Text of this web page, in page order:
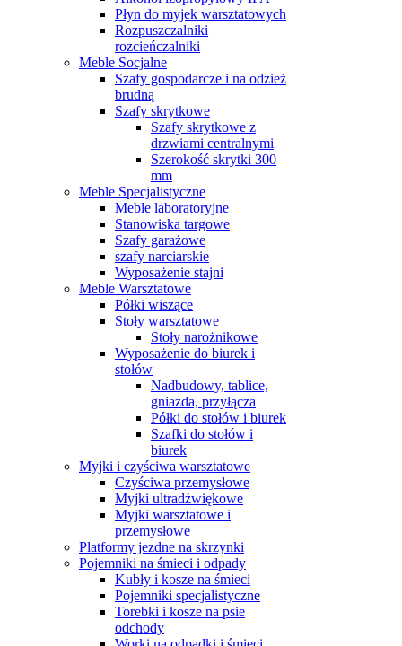
Płyn do myjek warsztatowych
Rozpuszczalniki
rozcieńczalniki
Meble Socjalne
Szafy gospodarcze i na odzież
brudną
Szafy skrytkowe
Szafy skrytkowe z
drzwiami centralnymi
Szerokość skrytki 300
mm
Meble Specjalistyczne
Meble laboratoryjne
Stanowiska targowe
Szafy garażowe
szafy narciarskie
Wyposażenie stajni
Meble Warsztatowe
Półki wiszące
Stoły warsztatowe
Stoły narożnikowe
Wyposażenie do biurek i
stołów
Nadbudowy, tablice,
gniazda, przyłącza
Półki do stołów i biurek
Szafki do stołów i
biurek
Myjki i czyściwa warsztatowe
Czyściwa przemysłowe
Myjki ultradźwiękowe
Myjki warsztatowe i
przemysłowe
Platformy jezdne na skrzynki
Pojemniki na śmieci i odpady
Kubły i kosze na śmieci
Pojemniki specjalistyczne
Torebki i kosze na psie
odchody